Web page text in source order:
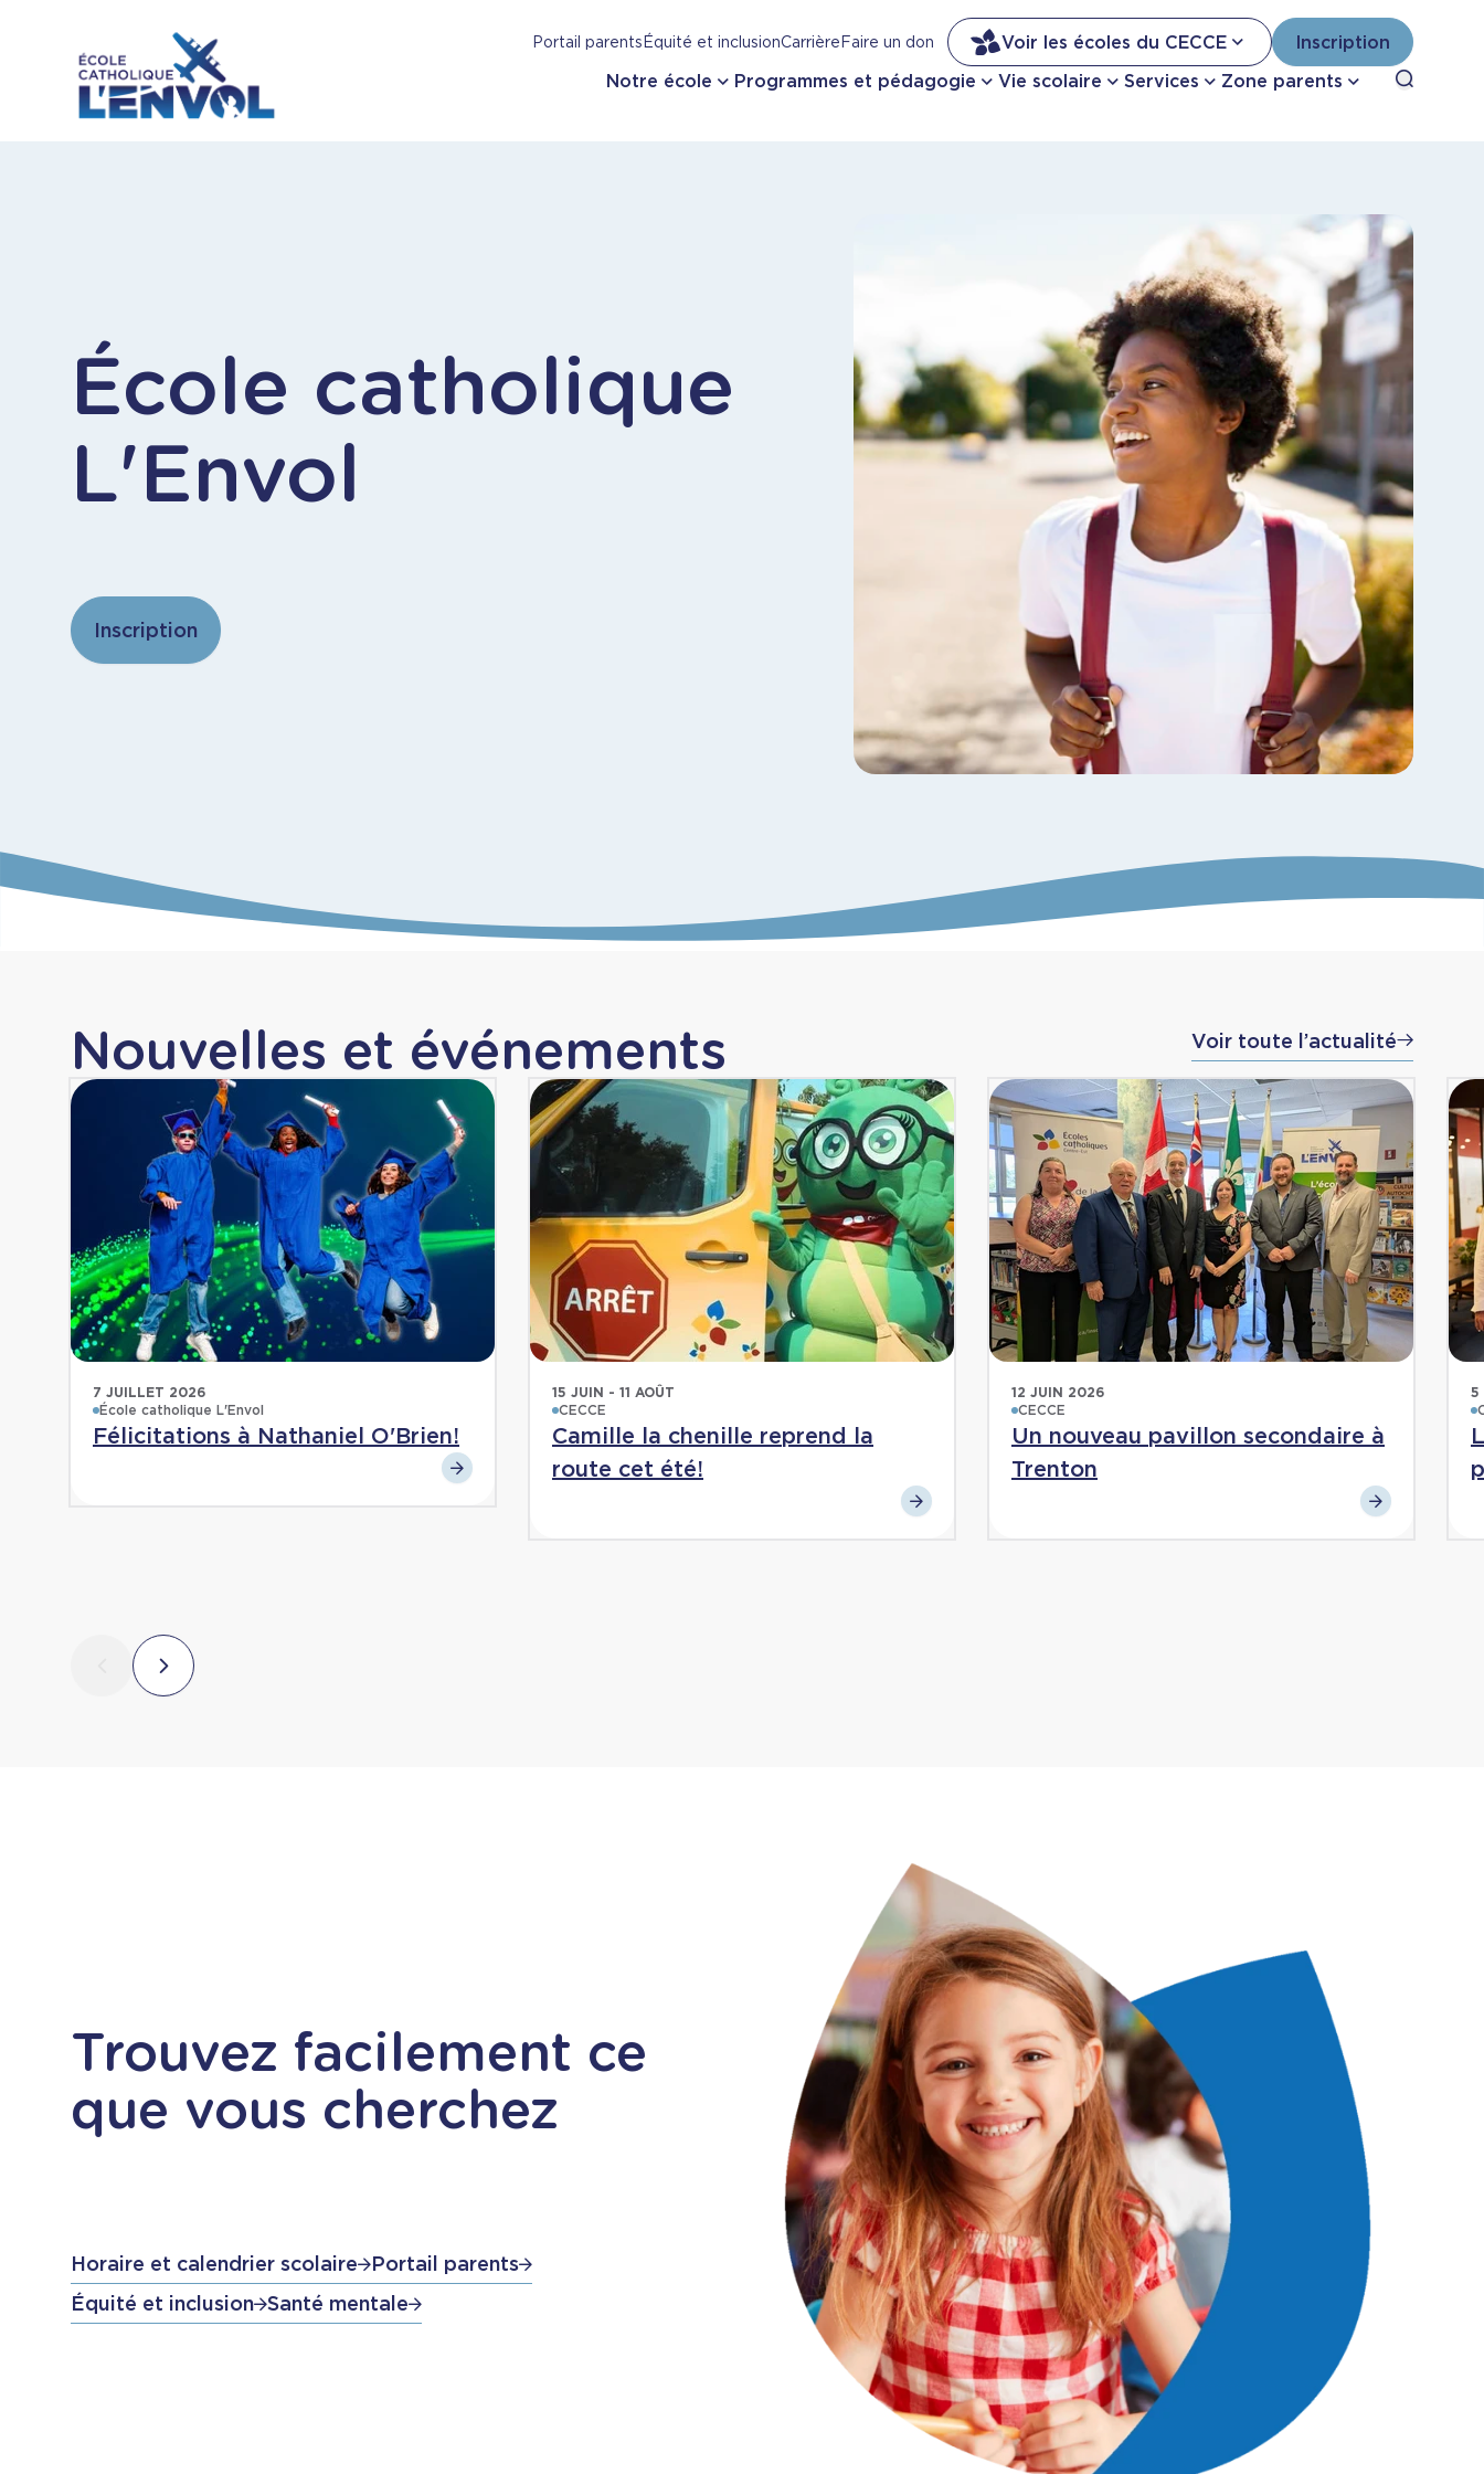
Portail parentsÉquité et inclusionCarrièreFaire un don Voir les écoles du CECCE Inscription
Notre école Programmes et pédagogie Vie scolaire Services Zone parents Open
École catholique
L'Envol
Inscription
Nouvelles et événements Voir toute l’actualité
7 JUILLET 2026
École catholique L'Envol
Félicitations à Nathaniel O'Brien!
15 JUIN - 11 AOÛT
CECCE
Camille la chenille reprend la
route cet été!
12 JUIN 2026
CECCE
Un nouveau pavillon secondaire à
Trenton
5
Trouvez facilement ce
que vous cherchez
Horaire et calendrier scolaire
Portail parents
Équité et inclusion Santé mentale